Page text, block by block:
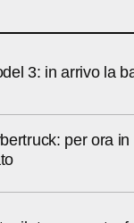
3: in arrivo la
per ora